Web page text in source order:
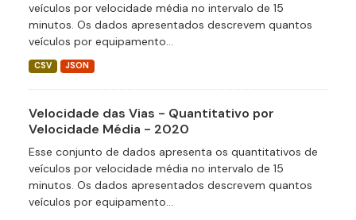
veículos por velocidade média no intervalo de 15
minutos. Os dados apresentados descrevem quantos
veículos por equipamento...
CSV JSON
Velocidade das Vias - Quantitativo por
Velocidade Média - 2020
Esse conjunto de dados apresenta os quantitativos de
veículos por velocidade média no intervalo de 15
minutos. Os dados apresentados descrevem quantos
veículos por equipamento...